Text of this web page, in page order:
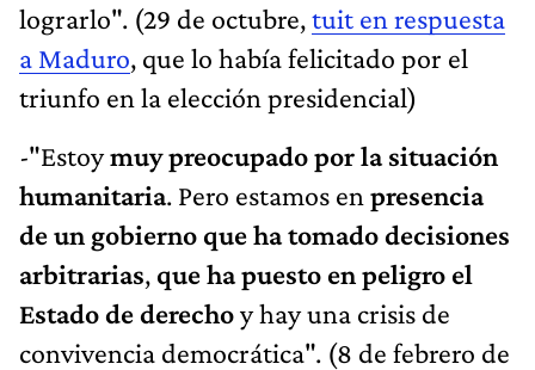
lograrlo". (29 de octubre,tuit en respuesta
a Maduro, que lo había felicitado por el
triunfo en la elección presidencial)
-"Estoymuy preocupado por la situación
humanitaria. Pero estamos en presencia
de un gobierno que ha tomado decisiones
arbitrarias, que ha puesto en peligro el
Estado de derechoy hay una crisis de
convivencia democrática". (8 de febrero de